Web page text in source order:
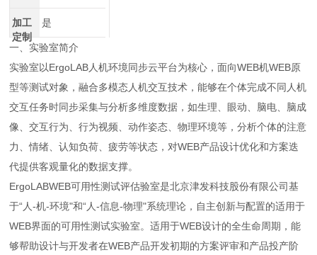
加工
定制
是
一、实验室简介
实验室以ErgoLAB人机环境同步云平台为核心，面向WEB机WEB原
型等测试对象，融合多模态人机交互技术，能够在个体完成不同人机
交互任务时同步采集与分析多维度数据，如生理、眼动、脑电、脑成
像、交互行为、行为视频、动作姿态、物理环境等，分析个体的注意
力、情绪、认知负荷、疲劳等状态，对WEB产品设计优化和方案迭
代提供客观量化的数据支撑。
ErgoLABWEB可用性测试评估验室是北京津发科技股份有限公司基
于“人-机-环境"和“人-信息-物理"系统理论，自主创新与配置的适用于
WEB界面的可用性测试实验室。适用于WEB设计的全生命周期，能
够帮助设计与开发者在WEB产品开发初期的方案评审和产品投产阶